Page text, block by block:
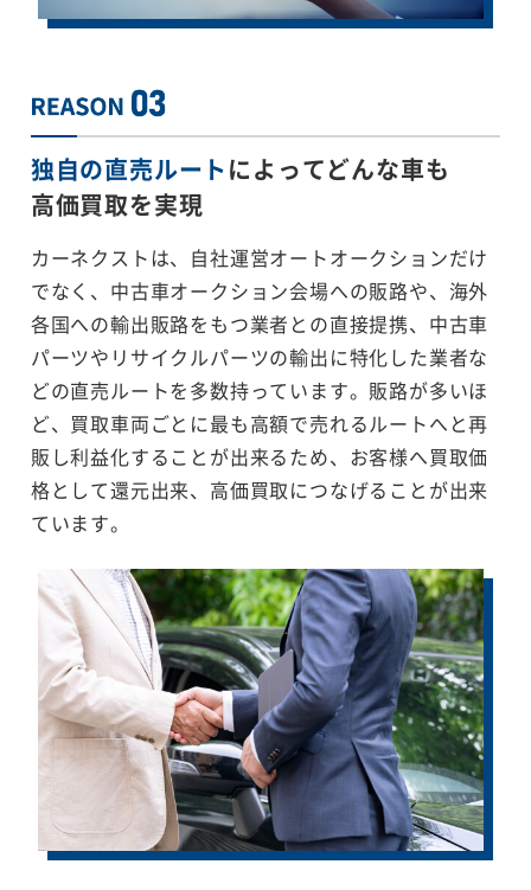
独自の直売ルートによってどんな車も
高価買取を実現
カーネクストは、自社運営オートオークションだけ
でなく、中古車オークション会場への販路や、海外
各国への輸出販路をもつ業者との直接提携、中古車
パーツやリサイクルパーツの輸出に特化した業者な
どの直売ルートを多数持っています。販路が多いほ
ど、買取車両ごとに最も高額で売れるルートへと再
販し利益化することが出来るため、お客様へ買取価
格として還元出来、高価買取につなげることが出来
ています。